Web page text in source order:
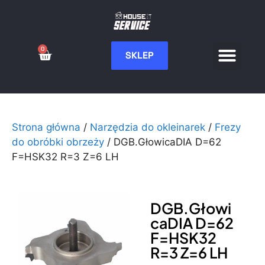
SKLEP
0
Strona główna / Narzędzia do okleinarek / Frezy
do obróbki obrzeży / DGB.GłowicaDIA D=62
F=HSK32 R=3 Z=6 LH
DGB.Głowi
caDIA D=62
F=HSK32
R=3 Z=6 LH